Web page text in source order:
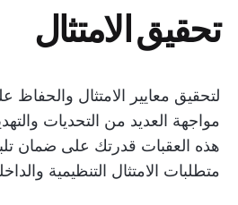
تحقيق الامتثال
لتحقيق معايير الامتثال والحفاظ
مواجهة العديد من التحديات
هذه العقبات قدرتك على ضمان
متطلبات الامتثال التنظيمية